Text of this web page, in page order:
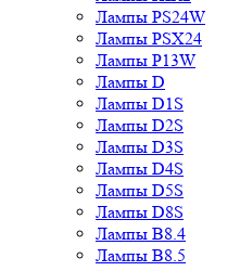
Лампы PS24W
Лампы PSX24
Лампы P13W
Лампы D
Лампы D1S
Лампы D2S
Лампы D3S
Лампы D4S
Лампы D5S
Лампы D8S
Лампы B8.4
Лампы B8.5